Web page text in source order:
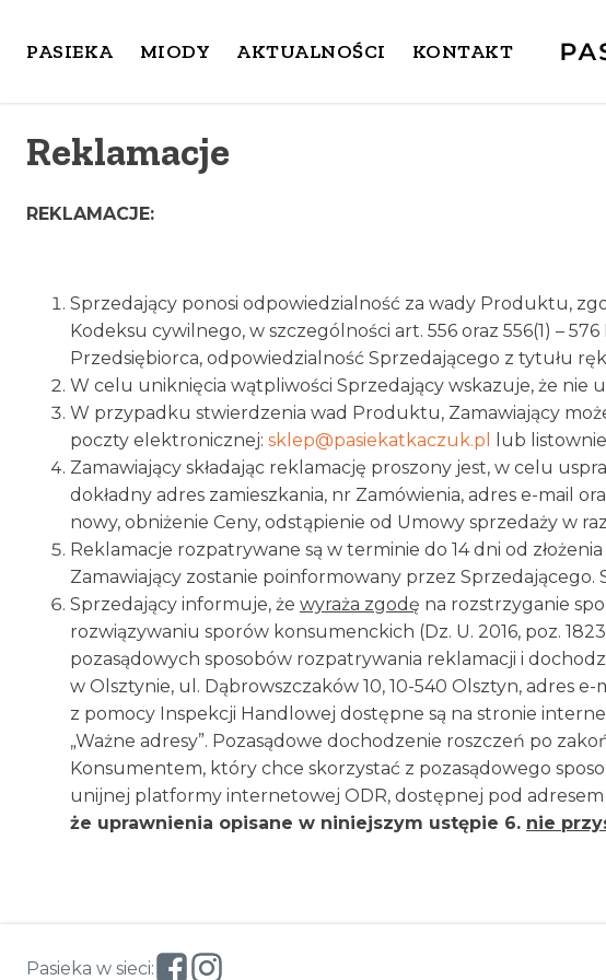
PASIEKA MIODY AKTUALNOŚCI KONTAKT
Reklamacje
REKLAMACJE:
Sprzedający ponosi odpowiedzialność za wady Produktu,
Kodeksu cywilnego, w szczególności art. 556 oraz 556(1) –
Przedsiębiorca, odpowiedzialność Sprzedającego z tytułu
W celu uniknięcia wątpliwości Sprzedający wskazuje, że
W przypadku stwierdzenia wad Produktu, Zamawiający
poczty elektronicznej: sklep@pasiekatkaczuk.pl
lub
Zamawiający składając reklamację proszony jest, w celu
dokładny adres zamieszkania, nr Zamówienia, adres e-mail
nowy, obniżenie Ceny, odstąpienie od Umowy sprzedaży w
Reklamacje rozpatrywane są w terminie do 14 dni od
Zamawiający zostanie poinformowany przez
Sprzedający informuje, że wyraża zgodę na rozstrzyganie
rozwiązywaniu sporów konsumenckich (Dz. U. 2016, poz.
pozasądowych sposobów rozpatrywania reklamacji i
w Olsztynie, ul. Dąbrowszczaków 10, 10-540 Olsztyn, adres e-
z pomocy Inspekcji Handlowej dostępne są na stronie
„Ważne adresy”. Pozasądowe dochodzenie roszczeń po
Konsumentem, który chce skorzystać z pozasądowego
unijnej platformy internetowej ODR, dostępnej pod adresem
że uprawnienia opisane w niniejszym ustępie 6. nie
Pasieka w sieci: